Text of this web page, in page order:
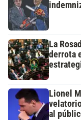
La
derrota
Lionel
al